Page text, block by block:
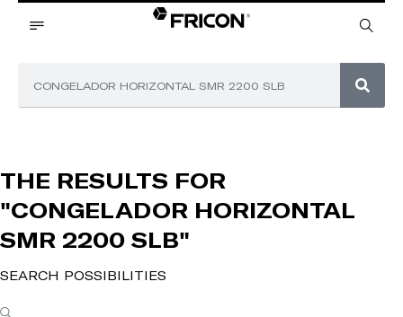
THE RESULTS FOR
"CONGELADOR HORIZONTAL
SMR 2200 SLB"
SEARCH POSSIBILITIES